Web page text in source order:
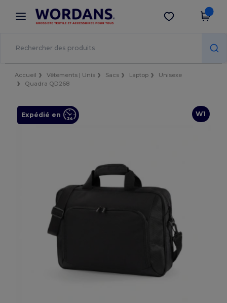
× Appli Wordans
Meilleurs prix sur l’app !
Obtenir l'appli
Accueil Vêtements | Unis Sacs Laptop
Unisexe
Quadra QD268
W1
Expédié en